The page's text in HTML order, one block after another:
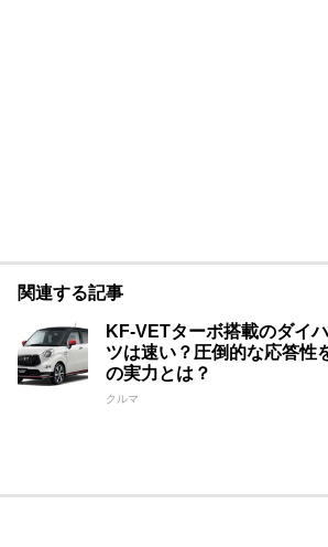
関連する記事
KF-VETターボ搭載のダイ
ツは速い？圧倒的な応答性
の実力とは？
クルマ